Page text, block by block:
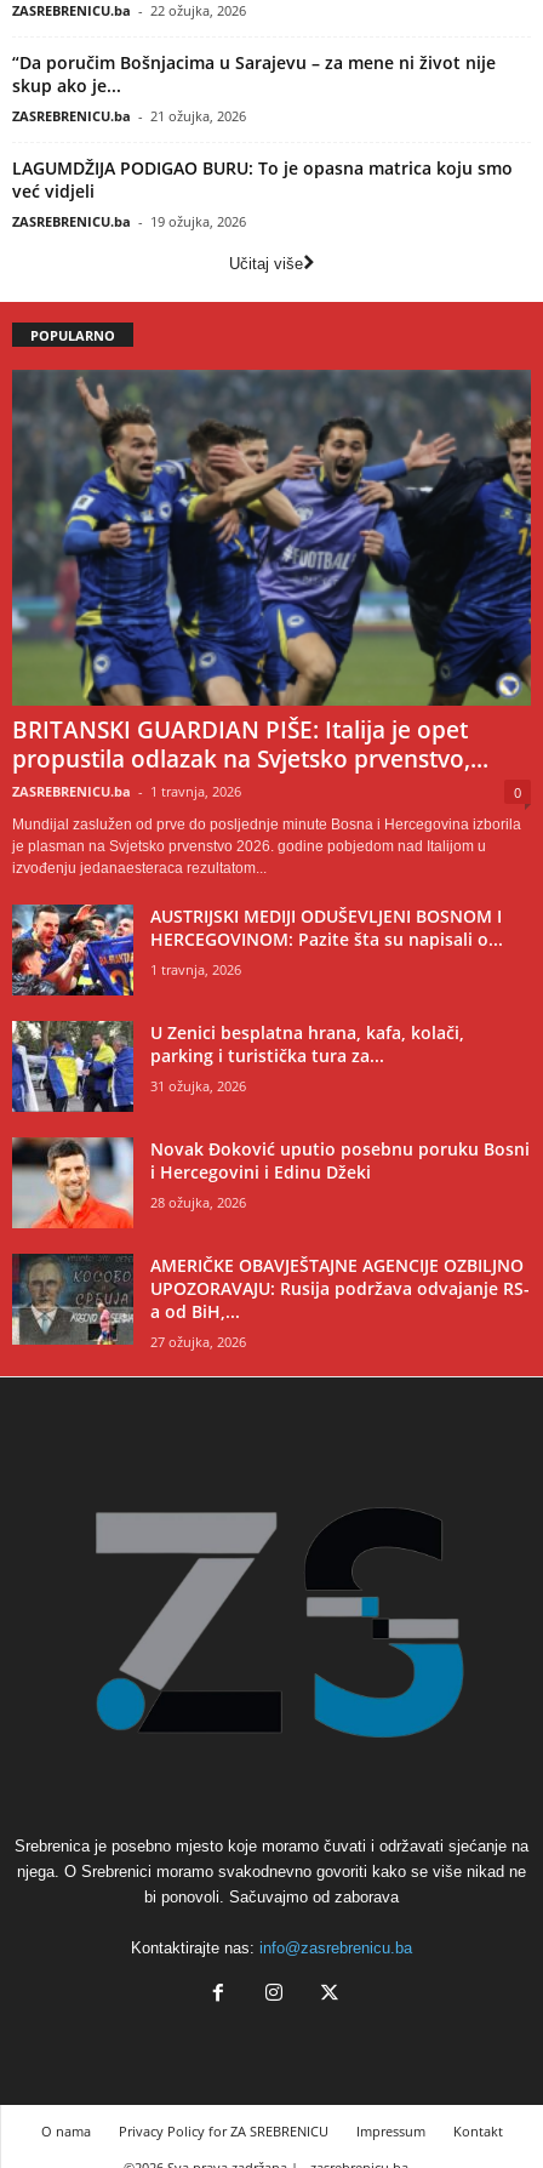
ZASREBRENICU.ba - 22 ožujka, 2026
“Da poručim Bošnjacima u Sarajevu – za mene ni život nije
skup ako je...
ZASREBRENICU.ba - 21 ožujka, 2026
LAGUMDŽIJA PODIGAO BURU: To je opasna matrica koju smo
već vidjeli
ZASREBRENICU.ba - 19 ožujka, 2026
Učitaj više
POPULARNO
BRITANSKI GUARDIAN PIŠE: Italija je opet
propustila odlazak na Svjetsko prvenstvo,...
ZASREBRENICU.ba - 1 travnja, 2026 0
Mundijal zaslužen od prve do posljednje minute Bosna i Hercegovina izborila
je plasman na Svjetsko prvenstvo 2026. godine pobjedom nad Italijom u
izvođenju jedanaesteraca rezultatom...
AUSTRIJSKI MEDIJI ODUŠEVLJENI BOSNOM I
HERCEGOVINOM: Pazite šta su napisali o...
1 travnja, 2026
U Zenici besplatna hrana, kafa, kolači,
parking i turistička tura za...
31 ožujka, 2026
Novak Đoković uputio posebnu poruku Bosni
i Hercegovini i Edinu Džeki
28 ožujka, 2026
AMERIČKE OBAVJEŠTAJNE AGENCIJE OZBILJNO
UPOZORAVAJU: Rusija podržava odvajanje RS-
a od BiH,...
27 ožujka, 2026
Srebrenica je posebno mjesto koje moramo čuvati i održavati sjećanje na
njega. O Srebrenici moramo svakodnevno govoriti kako se više nikad ne
bi ponovoli. Sačuvajmo od zaborava
Kontaktirajte nas: info@zasrebrenicu.ba
O nama Privacy Policy for ZA SREBRENICU Impressum
Kontakt